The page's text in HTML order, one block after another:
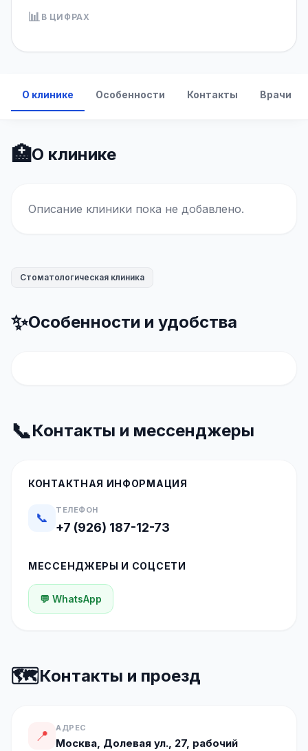
📊 В ЦИФРАХ
О клинике Особенности Контакты Врачи
🏥О клинике
Описание клиники пока не добавлено.
Стоматологическая клиника
✨Особенности и удобства
📞Контакты и мессенджеры
КОНТАКТНАЯ ИНФОРМАЦИЯ
📞
ТЕЛЕФОН
+7 (926) 187-12-73
МЕССЕНДЖЕРЫ И СОЦСЕТИ
💬 WhatsApp
🗺️Контакты и проезд
📍 АДРЕС
Москва, Долевая ул., 27, рабочий